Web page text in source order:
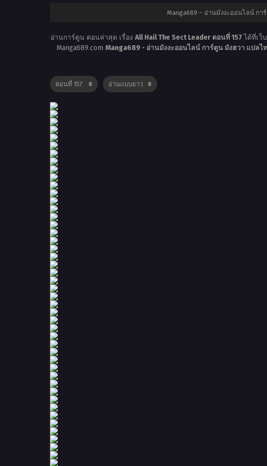
Manga689 – อ่านมังงะออนไลน์ กา
อ่านการ์ตูน ตอนล่าสุด เรื่อง All Hail The Sect Leader ตอนที่ 157ได้ที่เว็
Manga689.com Manga689 - อ่านมังงะออนไลน์ การ์ตูน มังฮวา แปลไ